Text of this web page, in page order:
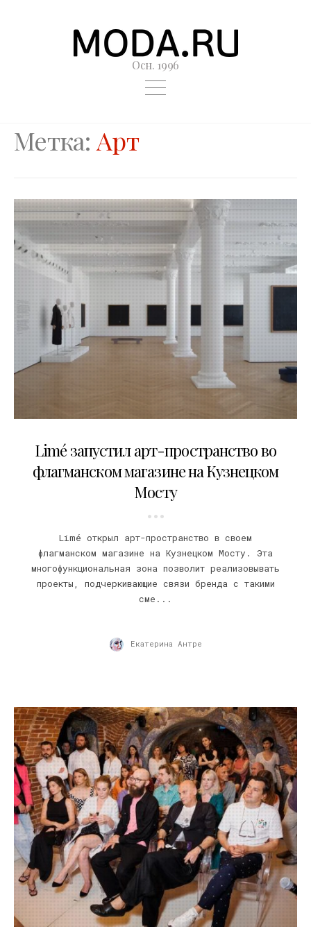
Осн. 1996
Метка: Арт
Limé запустил арт-пространство во
флагманском магазине на Кузнецком
Мосту
Limé открыл арт-пространство в своем
флагманском магазине на Кузнецком Мосту. Эта
многофункциональная зона позволит реализовывать
проекты, подчеркивающие связи бренда с такими
сме...
Екатерина Антре